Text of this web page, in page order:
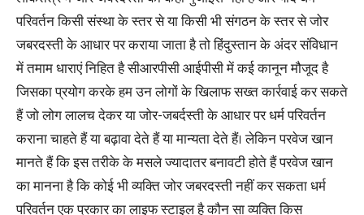
परिवर्तन किसी संस्था के स्तर से या किसी भी संगठन के स्तर से जोर
जबरदस्ती के आधार पर कराया जाता है तो हिंदुस्तान के अंदर संविधान
में तमाम धाराएं निहित है सीआरपीसी आईपीसी में कई कानून मौजूद है
जिसका प्रयोग करके हम उन लोगों के खिलाफ सख्त कार्रवाई कर सकते
हैं जो लोग लालच देकर या जोर-जबर्दस्ती के आधार पर धर्म परिवर्तन
कराना चाहते हैं या बढ़ावा देते हैं या मान्यता देते हैं। लेकिन परवेज खान
मानते हैं कि इस तरीके के मसले ज्यादातर बनावटी होते हैं परवेज खान
का मानना है कि कोई भी व्यक्ति जोर जबरदस्ती नहीं कर सकता धर्म
परिवर्तन एक प्रकार का लाइफ स्टाइल है कौन सा व्यक्ति किस